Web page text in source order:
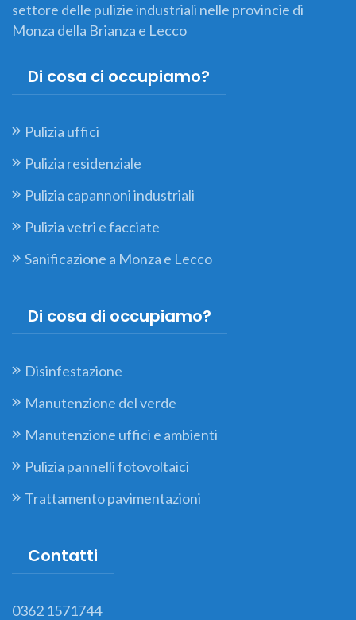
settore delle pulizie industriali nelle provincie di
Monza della Brianza e Lecco
Di cosa ci occupiamo?
Pulizia uffici
Pulizia residenziale
Pulizia capannoni industriali
Pulizia vetri e facciate
Sanificazione a Monza e Lecco
Di cosa di occupiamo?
Disinfestazione
Manutenzione del verde
Manutenzione uffici e ambienti
Pulizia pannelli fotovoltaici
Trattamento pavimentazioni
Contatti
0362 1571744